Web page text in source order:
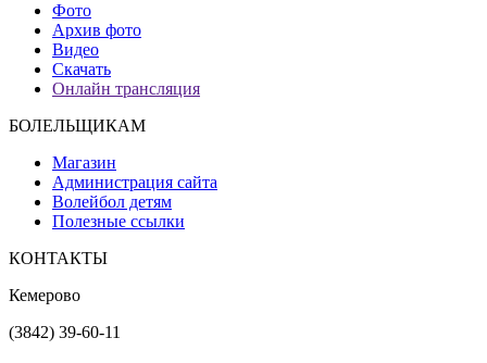
Фото
Архив фото
Видео
Скачать
Онлайн трансляция
БОЛЕЛЬЩИКАМ
Магазин
Администрация сайта
Волейбол детям
Полезные ссылки
КОНТАКТЫ
Кемерово
(3842) 39-60-11